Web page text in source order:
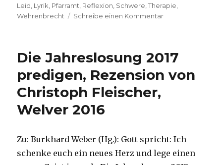
Leid Lyrik Pfarramt Reflexion Schwere ,Therapie
Wehrenbrecht
Schreibe einen Kommentarzu
nehmen,
von
Die Jahreslosung 2017
predigen, Rezension von
Christoph Fleischer,
Welver 2016
Zu: Burkhard Weber (Hg.): Gott spricht: Ich
schenke euch ein neues Herz und lege einen